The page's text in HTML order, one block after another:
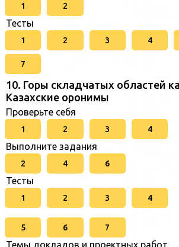
1 2
Тесты
1 2 3 4
7
10. Горы складчатых областей
Казахские оронимы
Проверьте себя
1 2 3 4
Выполните задания
2 4 6
Тесты
1 2 3 4
5 6 7
Темы докладов и проектных работ